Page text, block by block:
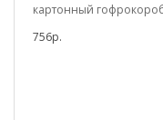
картонный
756р.